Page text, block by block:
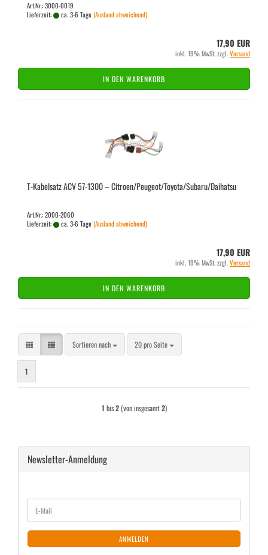
Art.Nr.: 3000-0019
Lieferzeit:
ca. 3-6 Tage(Ausland abweichend)
17,90 EUR
inkl. 19% MwSt. zzgl.Versand
IN DEN WARENKORB
T-​Ka­bel­satz ACV 57-​1300 – Ci­tro­en/Peu­geot/To­yo­ta/Sub­a­ru/Daihatsu
Art.Nr.: 2000-2060
Lieferzeit:
ca. 3-6 Tage(Ausland abweichend)
17,90 EUR
inkl. 19% MwSt. zzgl.Versand
IN DEN WARENKORB
Sortieren nach
Sortieren nach 20 pro Seite
pro Seite
1
1 bis2(von insgesamt2)
Newsletter-Anmeldung
ZUR
NEWSLETTER-
ANMELDUNG
E-
Mail
ANMELDEN